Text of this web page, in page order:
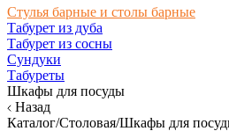
Стулья барные и столы барные
Табурет из дуба
Табурет из сосны
Сундуки
Табуреты
Шкафы для посуды
Назад
Каталог/Столовая/Шкафы для